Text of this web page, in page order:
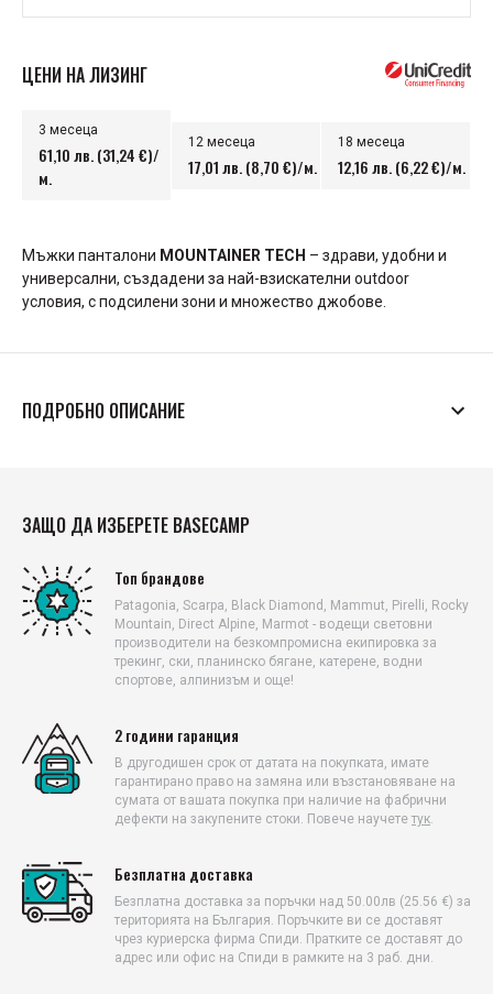
ЦЕНИ НА ЛИЗИНГ
3 месеца
61,10 лв. (31,24 €)/
м.
12 месеца
17,01 лв. (8,70 €)/м.
18 месеца
12,16 лв. (6,22 €)/м.
Мъжки панталони MOUNTAINER TECH – здрави, удобни и
универсални, създадени за най-взискателни outdoor
условия, с подсилени зони и множество джобове.
ПОДРОБНО ОПИСАНИЕ
Новата версия използвапо-леки, модерни материи
Панталоните са спо-широка и удобна кройка (Regular fit)
подходяща за различни типове тяло.Еластичният колан с
колан Direct Alpine осигурява стабилност при движение.
Функционалните детайли включват:
2 предни джоба с цип + 1 бедрен джоб с цип
съхранение.
Подсилени колене, седалищна зона и долнища на
за по-голяма издръжливост.
Двупосочен цип на предния отвор
използването при носене на седалка за катерене.
Регулируеми крачоли с копчетаза адаптиране към обувки.
ЗАЩО ДА ИЗБЕРЕТЕ BASECAMP
Топ брандове
Patagonia, Scarpa, Black Diamond, Mammut, Pirelli, Rocky
Mountain, Direct Alpine, Marmot - водещи световни
производители на безкомпромисна екипировка за
трекинг, ски, планинско бягане, катерене, водни
спортове, алпинизъм и още!
2 години гаранция
В другодишен срок от датата на покупката, имате
гарантирано право на замяна или възстановяване на
сумата от вашата покупка при наличие на фабрични
дефекти на закупените стоки. Повече научете тук.
Безплатна доставка
Безплатна доставка за поръчки над 50.00лв (25.56 €) за
територията на България. Поръчките ви се доставят
чрез куриерска фирма Спиди. Пратките се доставят до
адрес или офис на Спиди в рамките на 3 раб. дни.